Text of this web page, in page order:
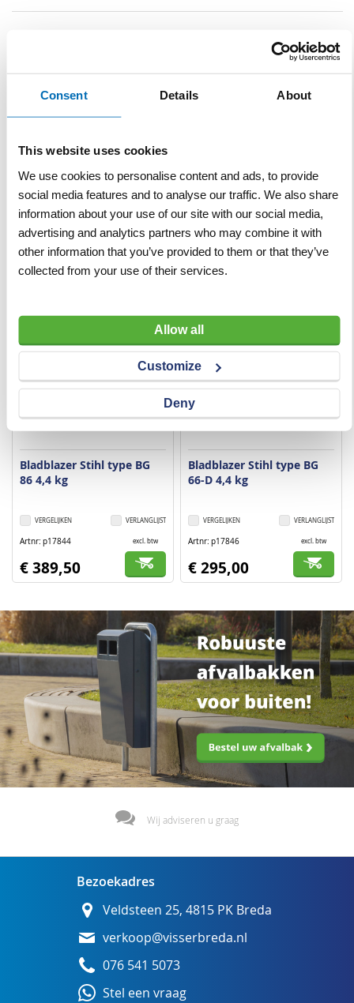
Consent Details About
This website uses cookies
We use cookies to personalise content and ads, to provide
social media features and to analyse our traffic. We also share
information about your use of our site with our social media,
advertising and analytics partners who may combine it with
other information that you’ve provided to them or that they’ve
collected from your use of their services.
Allow all
Customize
Deny
Specificaties
Merk
Cilinderinhoud
Lucht/waterdebiet
(m³/h)
Gewicht 10,2 kg
Blaaskracht 32 N
Bladblazer Stihl type BG
86 4,4 kg
VERLANGLIJST
VERGELIJKEN
Artnr p17844 excl. btw
€ 389,50
Bladblazer Stihl type BG
66-D 4,4 kg
VERLANGLIJST
VERGELIJKEN
Artnr p17846 excl. btw
€ 295,00
Wij adviseren u graag
Bezoekadres
Veldsteen 25, 4815 PK Breda
verkoop@visserbreda.nl
076 541 5073
Stel een vraag